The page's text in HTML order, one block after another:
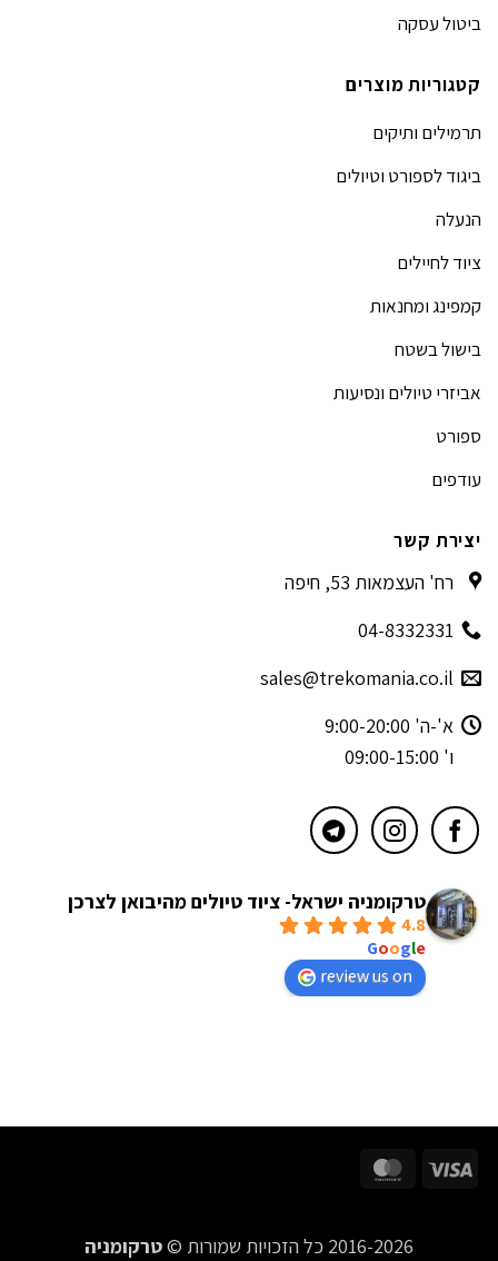
ביטול עסקה
קטגוריות מוצרים
תרמילים ותיקים
ביגוד לספורט וטיולים
הנעלה
ציוד לחיילים
קמפינג ומחנאות
בישול בשטח
אביזרי טיולים ונסיעות
ספורט
עודפים
יצירת קשר
רח' העצמאות 53, חיפה
04-8332331
sales@trekomania.co.il
א'-ה' 9:00-20:00
ו' 09:00-15:00
טרקומניה ישראל- ציוד טיולים מהיבואן לצרכן
4.8
Google
review us on
Visa
2016-2026 כל הזכויות שמורות © טרקומניה